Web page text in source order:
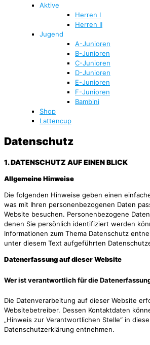
Aktive
Herren I
Herren II
Jugend
A-Junioren
B-Junioren
C-Junioren
D-Junioren
E-Junioren
F-Junioren
Bambini
Shop
Lattencup
Datenschutz
1. DATENSCHUTZ AUF EINEN BLICK
Allgemeine Hinweise
Die folgenden Hinweise geben einen
was mit Ihren personenbezogenen Daten
Website besuchen. Personenbezogene
denen Sie persönlich identifiziert werden
Informationen zum Thema Datenschutz
unter diesem Text aufgeführten
Datenerfassung auf dieser Website
Wer ist verantwortlich für die
Die Datenverarbeitung auf dieser Website
Websitebetreiber. Dessen Kontaktdaten
„Hinweis zur Verantwortlichen Stelle“ in
Datenschutzerklärung entnehmen.